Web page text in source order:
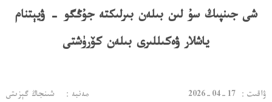
شى جىنپىڭ سۇ لىن بىلەن بىرلىكتە جۇڭگو - ۋيېتنام
ياشلار ۋەكىللىرى بىلەن كۆرۈشتى
2026-04-17 ：ۋاقىت مەنبە： شىنجاڭ گېزىتى